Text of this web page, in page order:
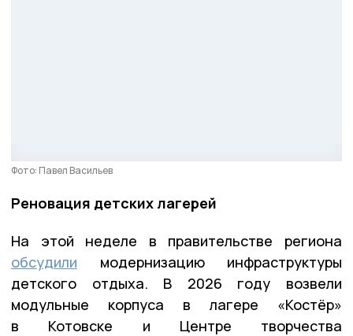
Фото: Павел Васильев
Реновация детских лагерей
На этой неделе в правительстве региона
обсудили модернизацию инфраструктуры
детского отдыха. В 2026 году возвели
модульные корпуса в лагере «Костёр»
в Котовске и Центре творчества